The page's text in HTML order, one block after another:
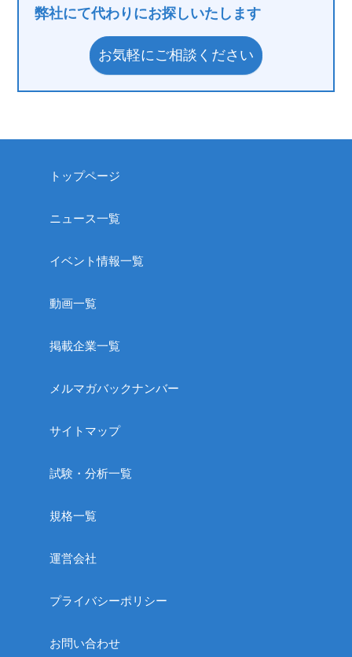
弊社にて代わりにお探しいたします
お気軽にご相談ください
トップページ
ニュース一覧
イベント情報一覧
動画一覧
掲載企業一覧
メルマガバックナンバー
サイトマップ
試験・分析一覧
規格一覧
運営会社
プライバシーポリシー
お問い合わせ